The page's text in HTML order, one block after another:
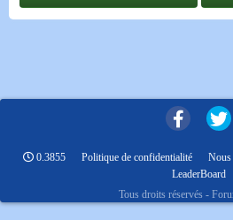
0.3855 Politique de confidentialité Nous
LeaderBoard
Tous droits réservés -